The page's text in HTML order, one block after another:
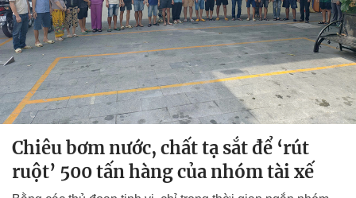
Chiêu bơm nước, chất tạ sắt để ‘rút
ruột’ 500 tấn hàng của nhóm tài xế